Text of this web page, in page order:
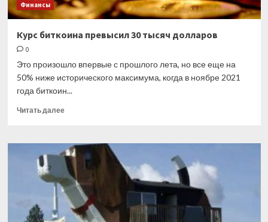
Финансы
Курс биткоина превысил 30 тысяч долларов
0
Это произошло впервые с прошлого лета, но все еще на
50% ниже исторического максимума, когда в ноябре 2021
года биткоин...
Читать далееПрочитать
Курс
биткоина
превысил
30
тысяч
долларов